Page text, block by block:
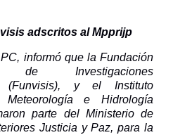
adscritos al Mpprijp
informó que la Fundación
de Investigaciones
(Funvisis), y el Instituto
e Hidrología
parte del Ministerio de
Justicia y Paz, para la